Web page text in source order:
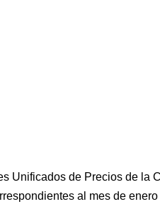
Unificados de Precios de la
al mes de